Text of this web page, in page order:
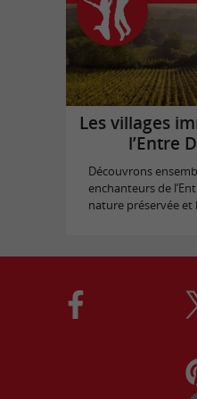
Les villages
l’Entre
Découvrons
enchanteurs de
nature préservée et